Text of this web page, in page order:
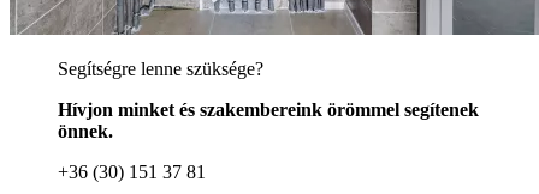
Segítségre lenne szüksége?
Hívjon minket és szakembereink örömmel segítenek
önnek.
+36 (30) 151 37 81